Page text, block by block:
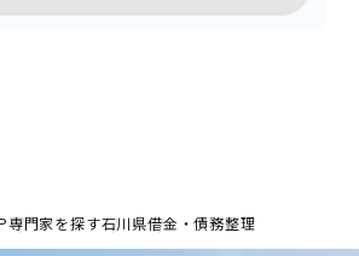
専門家を探す石川県借金・債務整理